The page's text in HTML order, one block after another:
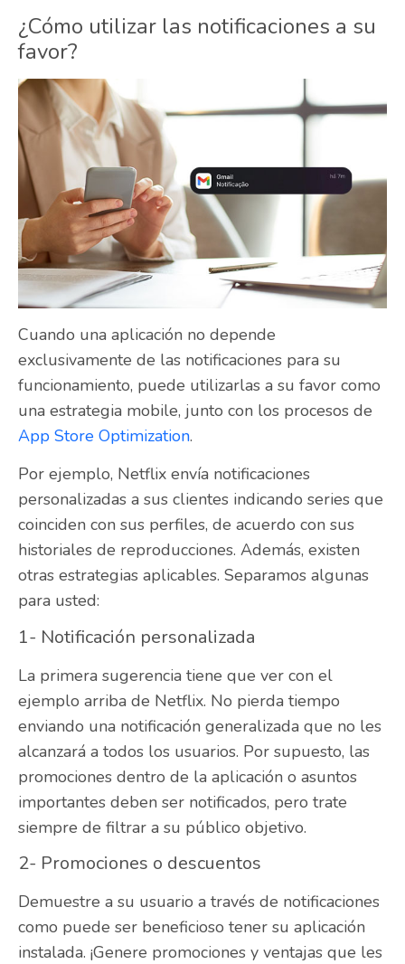
¿Cómo utilizar las notificaciones a su
favor?
Cuando una aplicación no depende
exclusivamente de las notificaciones para su
funcionamiento, puede utilizarlas a su favor como
una estrategia mobile, junto con los procesos de
App Store Optimization.
Por ejemplo, Netflix envía notificaciones
personalizadas a sus clientes indicando series que
coinciden con sus perfiles, de acuerdo con sus
historiales de reproducciones. Además, existen
otras estrategias aplicables. Separamos algunas
para usted:
1- Notificación personalizada
La primera sugerencia tiene que ver con el
ejemplo arriba de Netflix. No pierda tiempo
enviando una notificación generalizada que no les
alcanzará a todos los usuarios. Por supuesto, las
promociones dentro de la aplicación o asuntos
importantes deben ser notificados, pero trate
siempre de filtrar a su público objetivo.
2- Promociones o descuentos
Demuestre a su usuario a través de notificaciones
como puede ser beneficioso tener su aplicación
instalada. ¡Genere promociones y ventajas que les